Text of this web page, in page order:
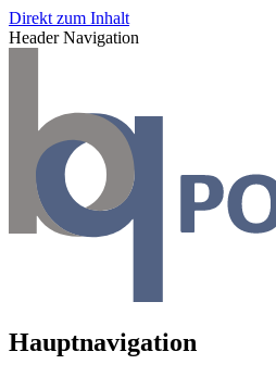
Direkt zum Inhalt
Header Navigation
Hauptnavigation